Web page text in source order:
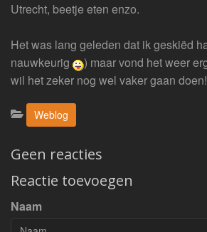
Utrecht, beetje eten enzo.
Het was lang geleden dat ik geskiëd
nauwkeurig
) maar vond het weer
wil het zeker nog wel vaker gaan doen!
Categorieën:
Weblog
Geen reacties
Reactie toevoegen
Naam